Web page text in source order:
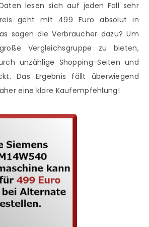
lesen sich auf jeden Fall sehr
geht mit 499 Euro absolut in
sagen die Verbraucher dazu? Um
Vergleichsgruppe zu bieten,
unzählige Shopping-Seiten und
Das Ergebnis fällt überwiegend
eine klare Kaufempfehlung!